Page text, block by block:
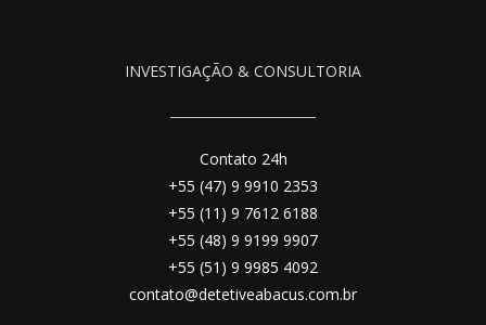
INVESTIGAÇÃO & CONSULTORIA
Contato 24h
+55 (47) 9 9910 2353
+55 (11) 9 7612 6188
+55 (48) 9 9199 9907
+55 (51) 9 9985 4092
contato@detetiveabacus.com.br